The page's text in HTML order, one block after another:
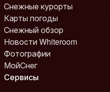
Снежные курорты
Карты погоды
Снежный обзор
Новости Whiteroom
Фотографии
МойСнег
Сервисы